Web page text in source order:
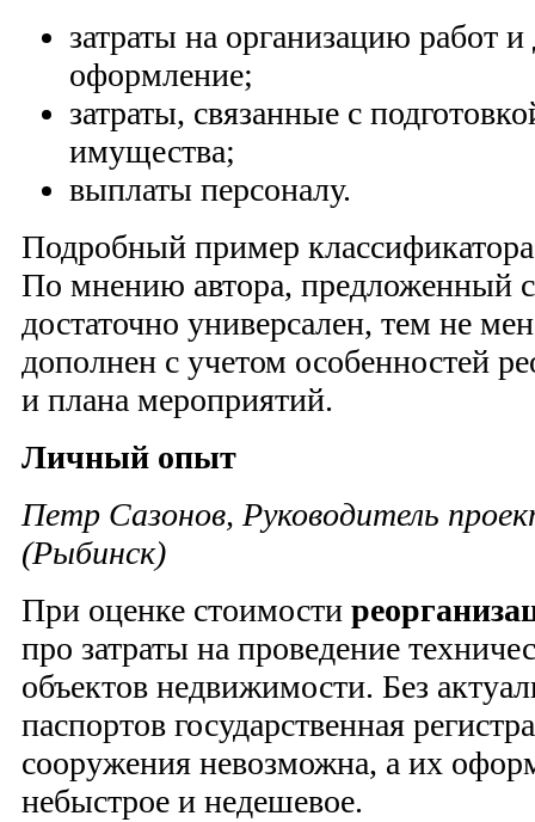
затраты на организацию работ
оформление;
затраты, связанные с
имущества;
выплаты персоналу.
Подробный пример классификатора
По мнению автора, предложенный
достаточно универсален, тем не
дополнен с учетом особенностей
и плана мероприятий.
Личный опыт
Петр Сазонов, Руководитель
(Рыбинск)
При оценке стоимости
про затраты на проведение
объектов недвижимости. Без
паспортов государственная
сооружения невозможна, а их
небыстрое и недешевое.